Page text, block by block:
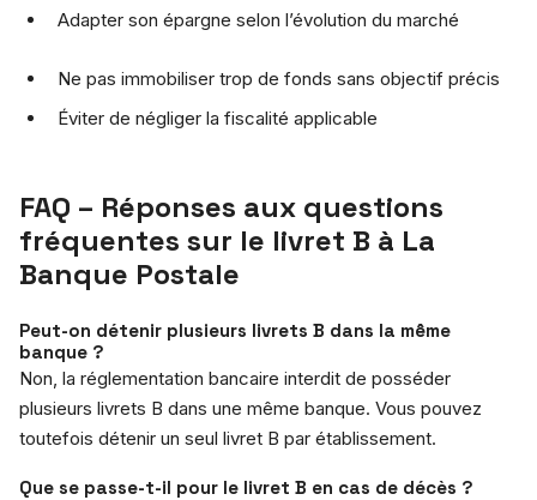
Adapter son épargne selon l’évolution du marché
Ne pas immobiliser trop de fonds sans objectif précis
Éviter de négliger la fiscalité applicable
FAQ – Réponses aux questions
fréquentes sur le livret B à La
Banque Postale
Peut-on détenir plusieurs livrets B dans la même
banque ?
Non, la réglementation bancaire interdit de posséder
plusieurs livrets B dans une même banque. Vous pouvez
toutefois détenir un seul livret B par établissement.
Que se passe-t-il pour le livret B en cas de décès ?